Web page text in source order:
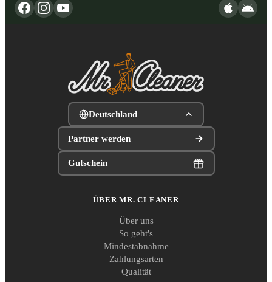
Deutschland
Partner werden
Gutschein
ÜBER MR. CLEANER
Über uns
So geht's
Mindestabnahme
Zahlungsarten
Qualität